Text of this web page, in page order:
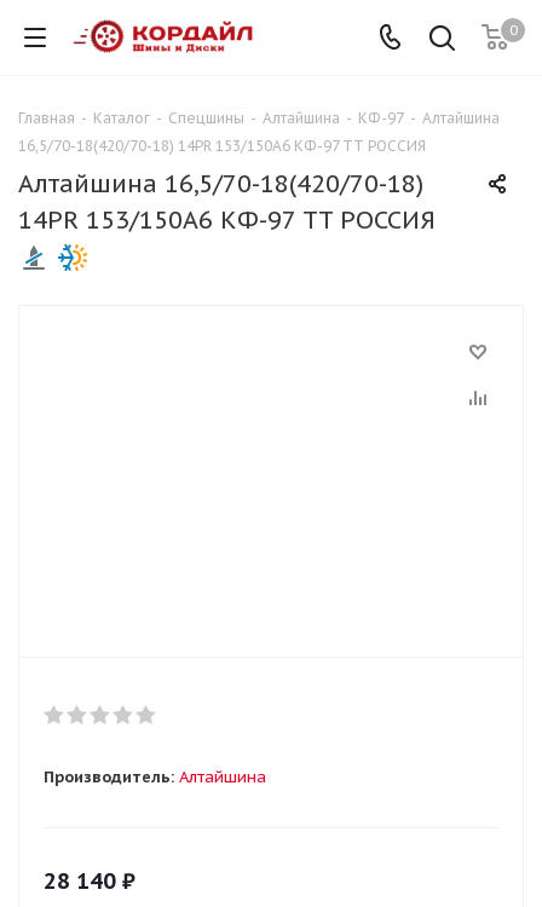
0
Главная - Каталог - Спецшины - Алтайшина - КФ-97 - Алтайшина
16,5/70-18(420/70-18) 14PR 153/150A6 КФ-97 TT РОССИЯ
Алтайшина 16,5/70-18(420/70-18)
14PR 153/150A6 КФ-97 TT РОССИЯ
Производитель: Алтайшина
28 140 ₽